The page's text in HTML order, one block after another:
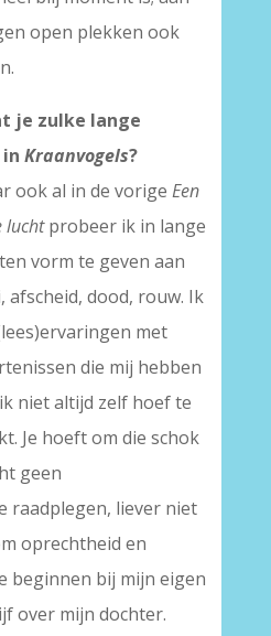
open plekken ook
je zulke lange
Kraanvogels?
ook al in de vorige Een
luchtprobeer ik in lange
vorm te geven aan
dood, rouw. Ik
met
die mij hebben
niet altijd zelf hoef te
Je hoeft om die schok
geen
raadplegen, liever niet
oprechtheid en
beginnen bij mijn eigen
over mijn dochter.